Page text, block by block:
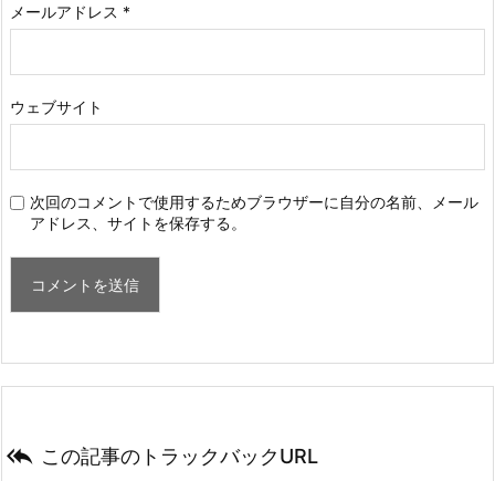
メールアドレス *
ウェブサイト
次回のコメントで使用するためブラウザーに自分の名前、メール
アドレス、サイトを保存する。
 この記事のトラックバックURL